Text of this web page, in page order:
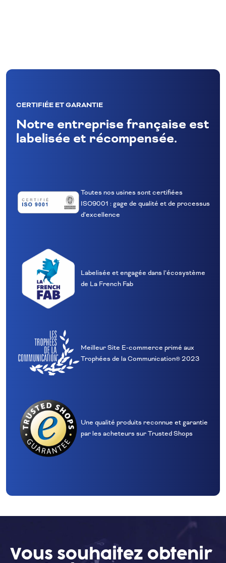
CERTIFIÉE ET GARANTIE
Notre entreprise française est
labelisée et récompensée.
Toutes nos usines sont certifiées
ISO9001 : gage de qualité et de processus
d’excellence
Labelisée et engagée dans l’écosystème
de La French Fab
Meilleur Site E‑commerce primé aux
Trophées de la Communication® 2023
Une qualité produits reconnue et garantie
par les acheteurs sur Trusted Shops
Vous souhaitez obtenir